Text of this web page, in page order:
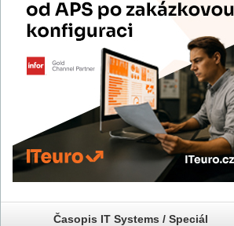
Časopis IT Systems / Speciál